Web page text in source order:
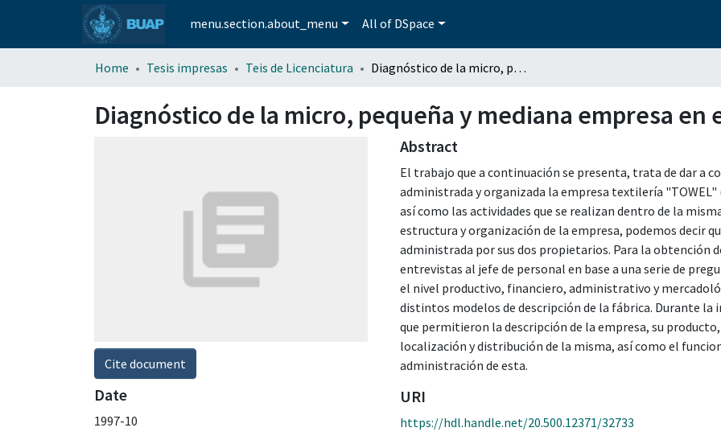
menu.section.about_menu All of DSpace
Home Tesis impresas Teis de Licenciatura Diagnóstico de la micro, pequeña y mediana empresa en el municipio de Puebla.
Diagnóstico de la micro, pequeña y mediana empresa en
Cite document
Date
1997-10
Abstract
El trabajo que a continuación se presenta, trata de dar a
administrada y organizada la empresa textilería "TOWEL"
así como las actividades que se realizan dentro de la
estructura y organización de la empresa, podemos decir
administrada por sus dos propietarios. Para la obtención
entrevistas al jefe de personal en base a una serie de
el nivel productivo, financiero, administrativo y
distintos modelos de descripción de la fábrica. Durante la
que permitieron la descripción de la empresa, su
localización y distribución de la misma, así como el
administración de esta.
URI
https://hdl.handle.net/20.500.12371/32733